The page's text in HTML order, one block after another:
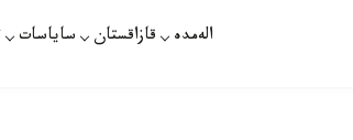
الەمدە قازاقستان ساياسات